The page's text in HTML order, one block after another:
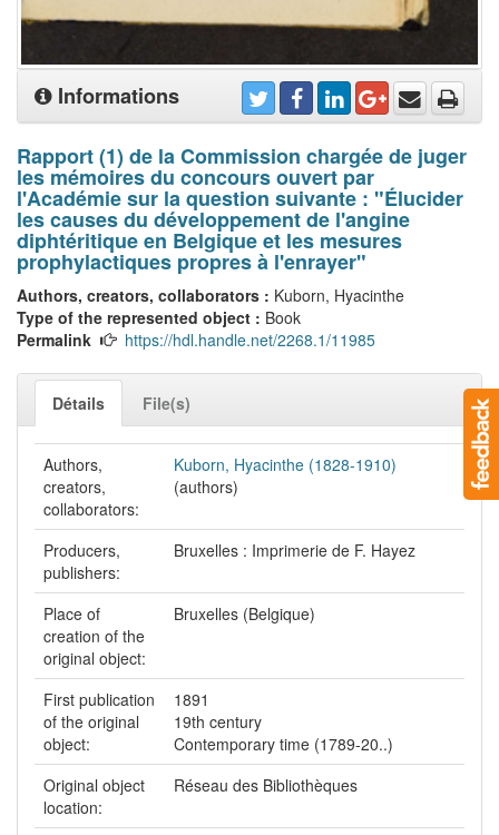
Informations
Rapport (1) de la Commission chargée de juger
les mémoires du concours ouvert par
l'Académie sur la question suivante : "Élucider
les causes du développement de l'angine
diphtéritique en Belgique et les mesures
prophylactiques propres à l'enrayer"
Authors, creators, collaborators : Kuborn, Hyacinthe
Type of the represented object : Book
Permalink
https://hdl.handle.net/2268.1/11985
Détails File(s)
Authors,
creators,
collaborators:
Kuborn, Hyacinthe (1828-1910)
(authors)
Producers,
publishers:
Bruxelles : Imprimerie de F. Hayez
Place of
creation of the
original object:
Bruxelles (Belgique)
First publication
of the original
object:
1891
19th century
Contemporary time (1789-20..)
Original object
location:
Réseau des Bibliothèques